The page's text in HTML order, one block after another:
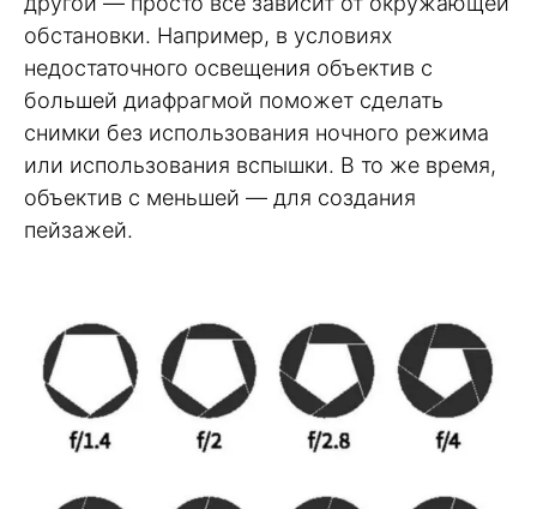
обстановки. Например, в условиях
недостаточного освещения объектив с
большей диафрагмой поможет сделать
снимки без использования ночного режима
или использования вспышки. В то же время,
объектив с меньшей — для создания
пейзажей.